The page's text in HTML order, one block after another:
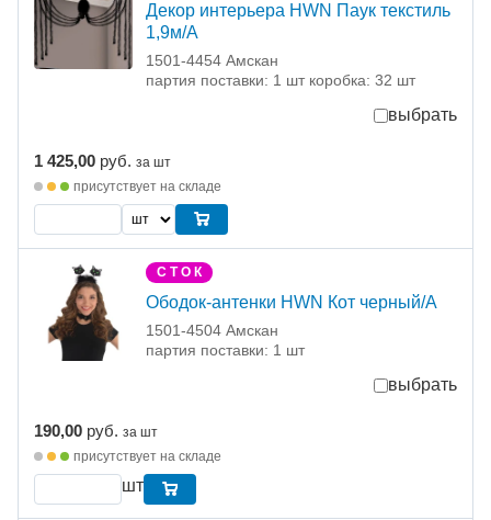
Декор интерьера HWN Паук текстиль
1,9м/A
1501-4454 Амскан
партия поставки: 1 шт коробка: 32 шт
выбрать
1 425,00 руб. за шт
присутствует на складе
С Т О К
Ободок-антенки HWN Кот черный/A
1501-4504 Амскан
партия поставки: 1 шт
выбрать
190,00 руб. за шт
присутствует на складе
шт